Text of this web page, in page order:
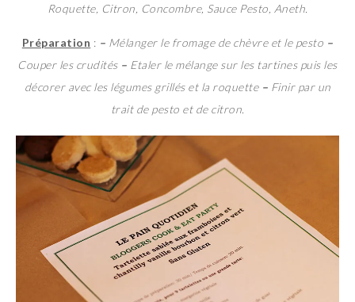
Roquette, Citron, Concombre, Sauce Pesto, Aneth.
Préparation : – Mélanger le fromage de chèvre et le pesto –
Couper les crudités– Etaler le mélange sur les tartines puis les
décorer avec les légumes grillés et la roquette– Finir par un
trait de pesto et de citron.